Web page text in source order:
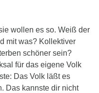
wollen es so. Weiß der
mit was? Kollektiver
schöner sein?
für das eigene Volk
Das Volk läßt es
Das kannste dir nicht